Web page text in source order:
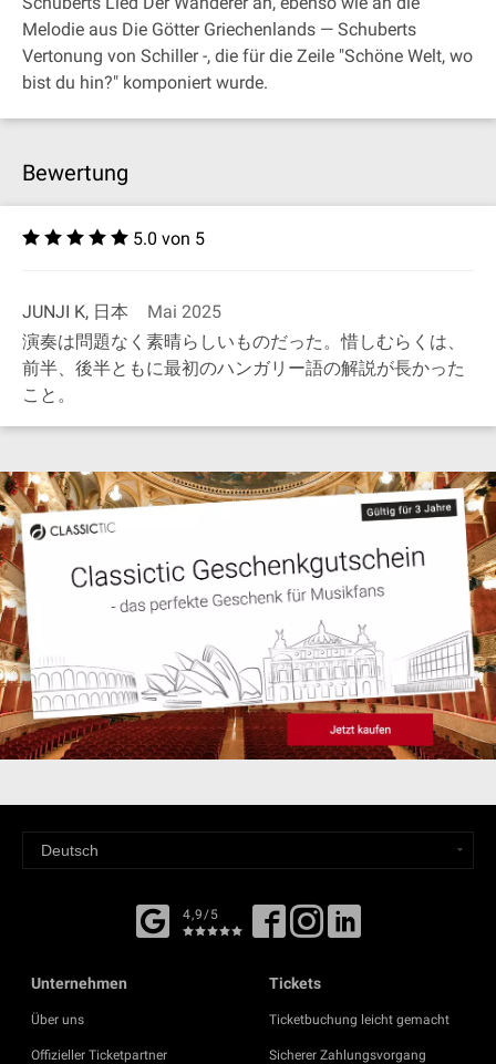
Melodie aus Die Götter Griechenlands — Schuberts
Vertonung von Schiller -, die für die Zeile "Schöne Welt, wo
bist du hin?" komponiert wurde.
Bewertung
5.0 von 5
JUNJI K, 日本
Mai 2025
演奏は問題なく素晴らしいものだった。惜しむらくは、
前半、後半ともに最初のハンガリー語の解説が長かった
こと。
4,9/5
Unternehmen
Über uns
Offizieller Ticketpartner
Tickets
Ticketbuchung leicht gemacht
Sicherer Zahlungsvorgang